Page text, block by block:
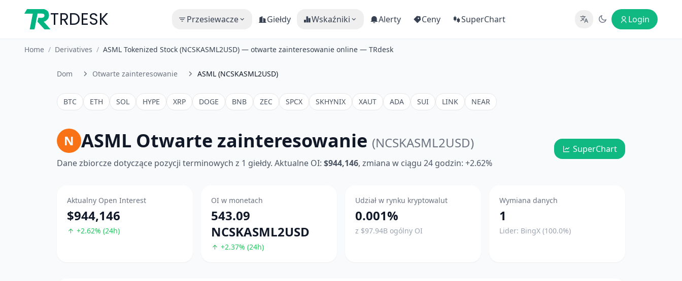
TRDESK Przesiewacze Giełdy Wskaźniki Alerty Ceny SuperChart Login
Home / Derivatives / ASML Tokenized Stock (NCSKASML2USD) — otwarte zainteresowanie online — TRdesk
Dom Otwarte zainteresowanie ASML (NCSKASML2USD)
BTC ETH SOL HYPE XRP DOGE BNB ZEC SPCX SKHYNIX XAUT ADA SUI LINK NEAR
N ASML Otwarte zainteresowanie (NCSKASML2USD)
Dane zbiorcze dotyczące pozycji terminowych z 1 giełdy. Aktualne OI: $944,146, zmiana w ciągu 24 godzin: +2.62%
SuperChart
Aktualny Open Interest
$944,146
+2.62% (24h)
OI w monetach
543.09
NCSKASML2USD
+2.37% (24h)
Udział w rynku kryptowalut
0.001%
z $97.94B ogólny OI
Wymiana danych
1
Lider: BingX (100.0%)